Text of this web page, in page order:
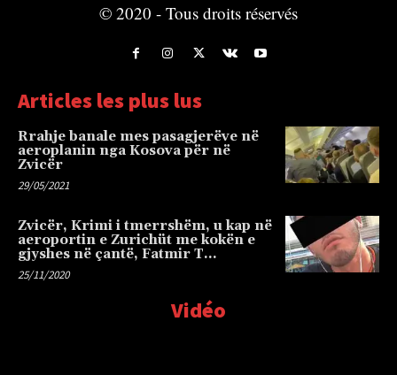
© 2020 - Tous droits réservés
Articles les plus lus
Rrahje banale mes pasagjerëve në
aeroplanin nga Kosova për në
Zvicër
29/05/2021
Zvicër, Krimi i tmerrshëm, u kap në
aeroportin e Zurichüt me kokën e
gjyshes në çantë, Fatmir T…
25/11/2020
Vidéo